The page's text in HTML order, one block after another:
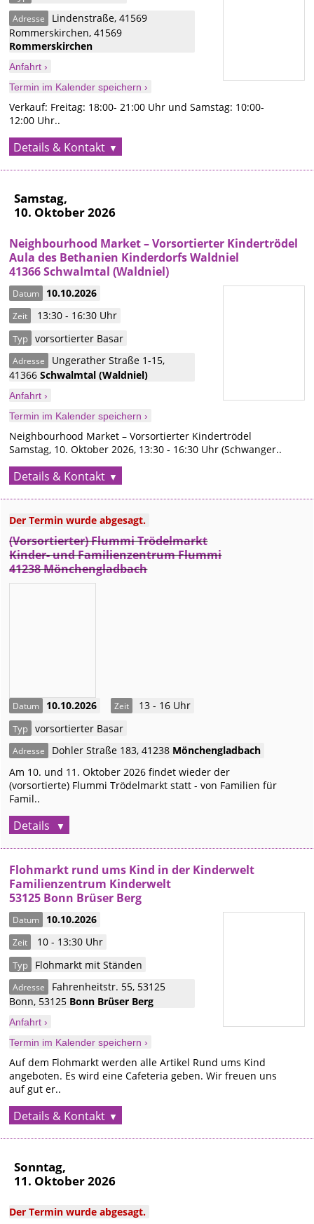
Adresse
Lindenstraße, 41569
Rommerskirchen,41569
Rommerskirchen
Anfahrt ›
Termin im Kalender speichern ›
Verkauf: Freitag: 18:00- 21:00 Uhr und Samstag: 10:00-
12:00 Uhr..
Details & Kontakt
Samstag,
10. Oktober 2026
Neighbourhood Market – Vorsortierter Kindertrödel
Aula des Bethanien Kinderdorfs Waldniel
41366 Schwalmtal (Waldniel)
Datum 10.10.2026
Zeit 13:30 - 16:30 Uhr
Typ vorsortierter Basar
Adresse Ungerather Straße 1-15,
41366Schwalmtal(Waldniel)
Anfahrt ›
Termin im Kalender speichern ›
Neighbourhood Market – Vorsortierter Kindertrödel
Samstag, 10. Oktober 2026, 13:30 - 16:30 Uhr (Schwanger..
Details & Kontakt
Der Termin wurde abgesagt.
(Vorsortierter) Flummi Trödelmarkt
Kinder- und Familienzentrum Flummi
41238 Mönchengladbach
Datum 10.10.2026 Zeit 13 - 16 Uhr
Typ vorsortierter Basar
Adresse Dohler Straße 183,41238 Mönchengladbach
Am 10. und 11. Oktober 2026 findet wieder der
(vorsortierte) Flummi Trödelmarkt statt - von Familien für
Famil..
Details
Flohmarkt rund ums Kind in der Kinderwelt
Familienzentrum Kinderwelt
53125 Bonn Brüser Berg
Datum 10.10.2026
Zeit 10 - 13:30 Uhr
Typ Flohmarkt mit Ständen
Adresse
Fahrenheitstr. 55, 53125
Bonn, 53125 Bonn Brüser Berg
Anfahrt ›
Termin im Kalender speichern ›
Auf dem Flohmarkt werden alle Artikel Rund ums Kind
angeboten. Es wird eine Cafeteria geben. Wir freuen uns
auf gut er..
Details & Kontakt
Sonntag,
11. Oktober 2026
Der Termin wurde abgesagt.